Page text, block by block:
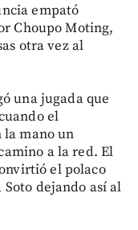
empató
Choupo Moting,
otra vez al
una jugada que
el
la mano un
a la red. El
el polaco
dejando así al